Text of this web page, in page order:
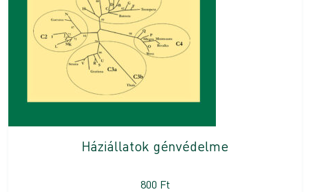
Háziállatok génvédelme
800 Ft